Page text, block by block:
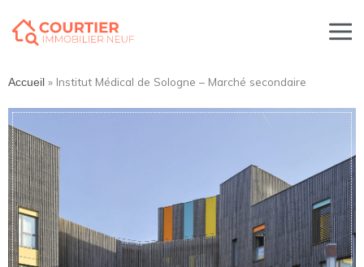
Accueil » Institut Médical de Sologne – Marché secondaire